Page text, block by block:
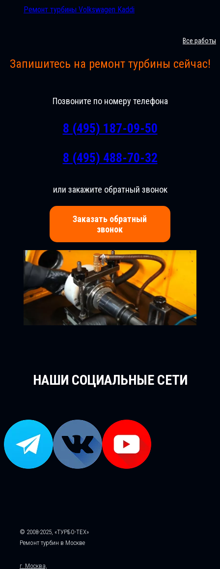
Ремонт турбины Volkswagen Kaddi
Все работы
Запишитесь на ремонт турбины сейчас!
Позвоните по номеру телефона
8 (495) 187-09-50
8 (495) 488-70-32
или закажите обратный звонок
Заказать обратный
звонок
НАШИ СОЦИАЛЬНЫЕ СЕТИ
© 2008-2025, «ТУРБО-ТЕХ»
Ремонт турбин в Москве
г. Москва,